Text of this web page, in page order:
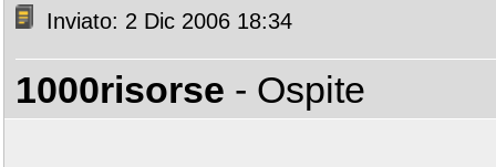
Inviato: 2 Dic 2006 18:34
1000risorse - Ospite